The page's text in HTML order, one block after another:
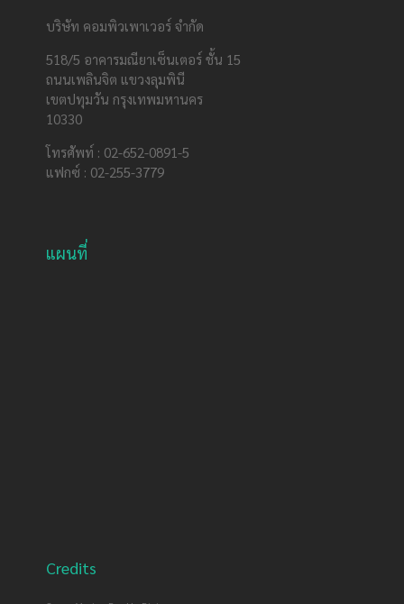
บริษัท คอมพิวเพาเวอร์ จำกัด
518/5 อาคารมณียาเซ็นเตอร์ ชั้น 15
ถนนเพลินจิต แขวงลุมพินี
เขตปทุมวัน กรุงเทพมหานคร
10330
โทรศัพท์ : 02-652-0891-5
แฟกซ์ : 02-255-3779
แผนที่
Credits